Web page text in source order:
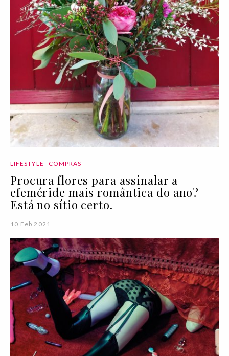
LIFESTYLE COMPRAS
Procura flores para assinalar a
efeméride mais romântica do ano?
Está no sítio certo.
10 Feb 2021